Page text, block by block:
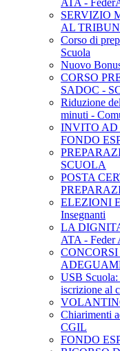
ATA -
SERVIZIO
AL
Corso di
Scuola
Nuovo
CORSO
SADOC -
Riduzione
minuti -
INVITO AD
FONDO
SCUOLA
POSTA
ELEZIONI
Insegnanti
LA
ATA - Feder
USB Scuola:
iscrizione al
Chiarimenti
CGIL
FONDO